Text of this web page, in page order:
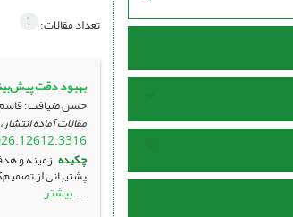
تعداد مقالات: 1
بهبود دقت
حسن ضیافت؛ قاسم
مقالات آماده
چکیده زمینه و
پشتیبانی از
...بیشتر